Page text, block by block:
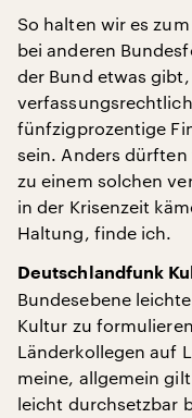
So halten wir es
bei anderen
der Bund etwas
fünfzigprozentige
sein. Anders
zu einem solchen
in der Krisenzeit
Haltung, finde ich.
Deutschlandfunk
Bundesebene
Kultur zu
Länderkollegen auf
meine, allgemein
leicht durchsetzbar